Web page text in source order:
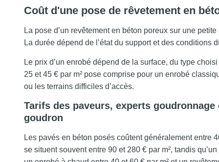
Coût d'une pose de rêvetement en
La pose d’un revêtement en béton poreux sur une
La durée dépend de l’état du support et des conditions
Le prix d’un enrobé dépend de la surface, du type
25 et 45 € par m² pose comprise pour un enrobé
ou les terrains difficiles d’accès.
Tarifs des paveurs, experts
goudron
Les pavés en béton posés coûtent généralement entre
se situent souvent entre 90 et 280 € par m², tandis